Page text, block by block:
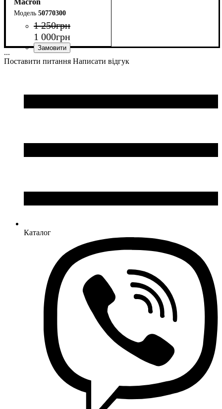
50770300
1 250грн
1 000грн
...
Поставити питання Написати відгук
Каталог